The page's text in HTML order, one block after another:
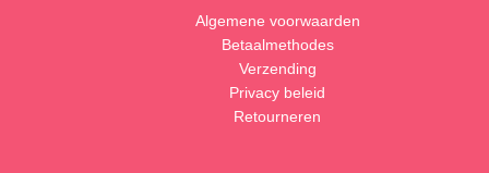
Algemene voorwaarden
Betaalmethodes
Verzending
Privacy beleid
Retourneren